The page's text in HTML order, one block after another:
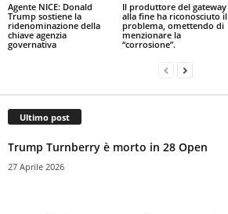
Agente NICE: Donald
Trump sostiene la
ridenominazione della
chiave agenzia
governativa
Il produttore del gateway
alla fine ha riconosciuto il
problema, omettendo di
menzionare la
“corrosione”.
Ultimo post
Trump Turnberry è morto in 28 Open
27 Aprile 2026